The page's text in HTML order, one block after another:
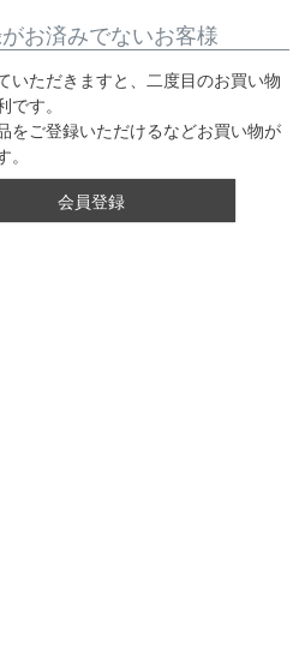
お済みでないお客様
いただきますと、二度目のお買い物
です。
をご登録いただけるなどお買い物が
。
会員登録